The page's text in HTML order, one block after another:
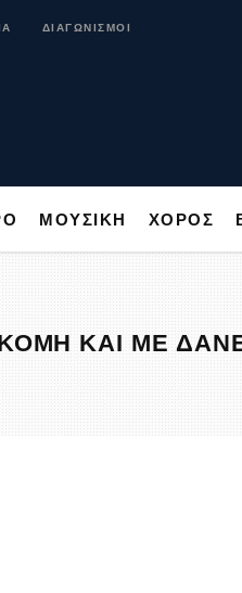
ΔΙΑΓΩΝΙΣΜΟΙ
ΜΟΥΣΙΚΗ ΧΟΡΟΣ
ΜΟΥΣΙΚΗ
ΚΑΙ ΜΕ